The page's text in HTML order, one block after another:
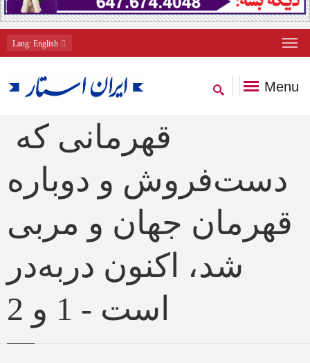
Lang: English
Menu
دست‌فروش و دوباره
قهرمان جهان و مربی
شد، اکنون دربه‌در
است‌ - 1 و 2